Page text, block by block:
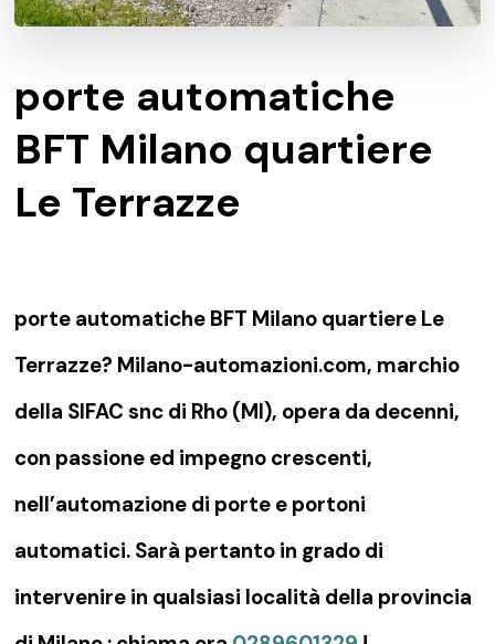
porte automatiche
BFT Milano quartiere
Le Terrazze
porte automatiche BFT Milano quartiere Le
Terrazze? Milano-automazioni.com, marchio
della SIFAC snc di Rho (MI), opera da decenni,
con passione ed impegno crescenti,
nell’automazione di porte e portoni
automatici. Sarà pertanto in grado di
intervenire in qualsiasi località della provincia